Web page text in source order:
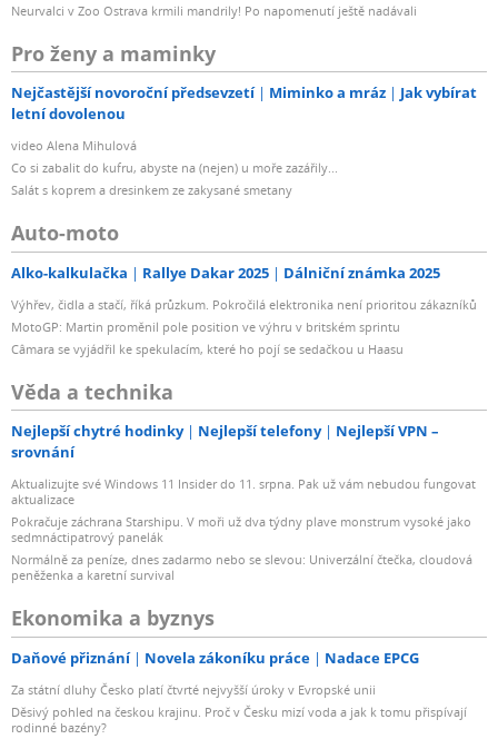
Neurvalci v Zoo Ostrava krmili mandrily! Po napomenutí ještě nadávali
Pro ženy a maminky
Nejčastější novoroční předsevzetí Miminko a mráz
Jak vybírat
letní dovolenou
video Alena Mihulová
Co si zabalit do kufru, abyste na (nejen) u moře zazářily...
Salát s koprem a dresinkem ze zakysané smetany
Auto-moto
Alko-kalkulačka Rallye Dakar 2025 Dálniční známka 2025
Výhřev, čidla a stačí, říká průzkum. Pokročilá elektronika není prioritou zákazníků
MotoGP: Martin proměnil pole position ve výhru v britském sprintu
Câmara se vyjádřil ke spekulacím, které ho pojí se sedačkou u Haasu
Věda a technika
Nejlepší chytré hodinky Nejlepší telefony
Nejlepší VPN –
srovnání
Aktualizujte své Windows 11 Insider do 11. srpna. Pak už vám nebudou fungovat
aktualizace
Pokračuje záchrana Starshipu. V moři už dva týdny plave monstrum vysoké jako
sedmnáctipatrový panelák
Normálně za peníze, dnes zadarmo nebo se slevou: Univerzální čtečka, cloudová
peněženka a karetní survival
Ekonomika a byznys
Daňové přiznání Novela zákoníku práce Nadace EPCG
Za státní dluhy Česko platí čtvrté nejvyšší úroky v Evropské unii
Děsivý pohled na českou krajinu. Proč v Česku mizí voda a jak k tomu přispívají
rodinné bazény?